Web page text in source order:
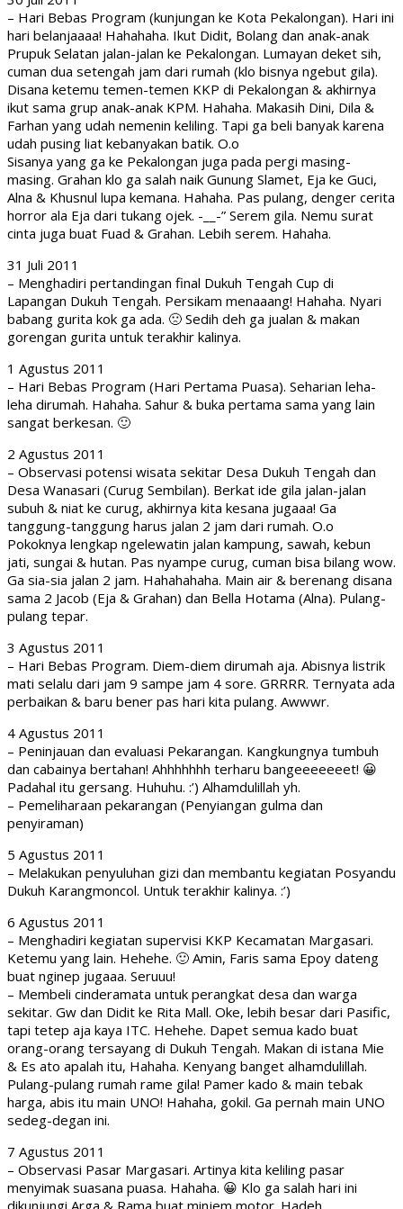
– Hari Bebas Program (kunjungan ke Kota Pekalongan). Hari ini
hari belanjaaaa! Hahahaha. Ikut Didit, Bolang dan anak-anak
Prupuk Selatan jalan-jalan ke Pekalongan. Lumayan deket sih,
cuman dua setengah jam dari rumah (klo bisnya ngebut gila).
Disana ketemu temen-temen KKP di Pekalongan & akhirnya
ikut sama grup anak-anak KPM. Hahaha. Makasih Dini, Dila &
Farhan yang udah nemenin keliling. Tapi ga beli banyak karena
udah pusing liat kebanyakan batik. O.o
Sisanya yang ga ke Pekalongan juga pada pergi masing-
masing. Grahan klo ga salah naik Gunung Slamet, Eja ke Guci,
Alna & Khusnul lupa kemana. Hahaha. Pas pulang, denger cerita
horror ala Eja dari tukang ojek. -__-” Serem gila. Nemu surat
cinta juga buat Fuad & Grahan. Lebih serem. Hahaha.
31 Juli 2011
– Menghadiri pertandingan final Dukuh Tengah Cup di
Lapangan Dukuh Tengah. Persikam menaaang! Hahaha. Nyari
babang gurita kok ga ada. 🙁 Sedih deh ga jualan & makan
gorengan gurita untuk terakhir kalinya.
1 Agustus 2011
– Hari Bebas Program (Hari Pertama Puasa). Seharian leha-
leha dirumah. Hahaha. Sahur & buka pertama sama yang lain
sangat berkesan. 🙂
2 Agustus 2011
– Observasi potensi wisata sekitar Desa Dukuh Tengah dan
Desa Wanasari (Curug Sembilan). Berkat ide gila jalan-jalan
subuh & niat ke curug, akhirnya kita kesana jugaaa! Ga
tanggung-tanggung harus jalan 2 jam dari rumah. O.o
Pokoknya lengkap ngelewatin jalan kampung, sawah, kebun
jati, sungai & hutan. Pas nyampe curug, cuman bisa bilang wow.
Ga sia-sia jalan 2 jam. Hahahahaha. Main air & berenang disana
sama 2 Jacob (Eja & Grahan) dan Bella Hotama (Alna). Pulang-
pulang tepar.
3 Agustus 2011
– Hari Bebas Program. Diem-diem dirumah aja. Abisnya listrik
mati selalu dari jam 9 sampe jam 4 sore. GRRRR. Ternyata ada
perbaikan & baru bener pas hari kita pulang. Awwwr.
4 Agustus 2011
– Peninjauan dan evaluasi Pekarangan. Kangkungnya tumbuh
dan cabainya bertahan! Ahhhhhhh terharu bangeeeeeeet! 😀
Padahal itu gersang. Huhuhu. :’) Alhamdulillah yh.
– Pemeliharaan pekarangan (Penyiangan gulma dan
penyiraman)
5 Agustus 2011
– Melakukan penyuluhan gizi dan membantu kegiatan Posyandu
Dukuh Karangmoncol. Untuk terakhir kalinya. :’)
6 Agustus 2011
– Menghadiri kegiatan supervisi KKP Kecamatan Margasari.
Ketemu yang lain. Hehehe. 🙂 Amin, Faris sama Epoy dateng
buat nginep jugaaa. Seruuu!
– Membeli cinderamata untuk perangkat desa dan warga
sekitar. Gw dan Didit ke Rita Mall. Oke, lebih besar dari Pasific,
tapi tetep aja kaya ITC. Hehehe. Dapet semua kado buat
orang-orang tersayang di Dukuh Tengah. Makan di istana Mie
& Es ato apalah itu, Hahaha. Kenyang banget alhamdulillah.
Pulang-pulang rumah rame gila! Pamer kado & main tebak
harga, abis itu main UNO! Hahaha, gokil. Ga pernah main UNO
sedeg-degan ini.
7 Agustus 2011
– Observasi Pasar Margasari. Artinya kita keliling pasar
menyimak suasana puasa. Hahaha. 😀 Klo ga salah hari ini